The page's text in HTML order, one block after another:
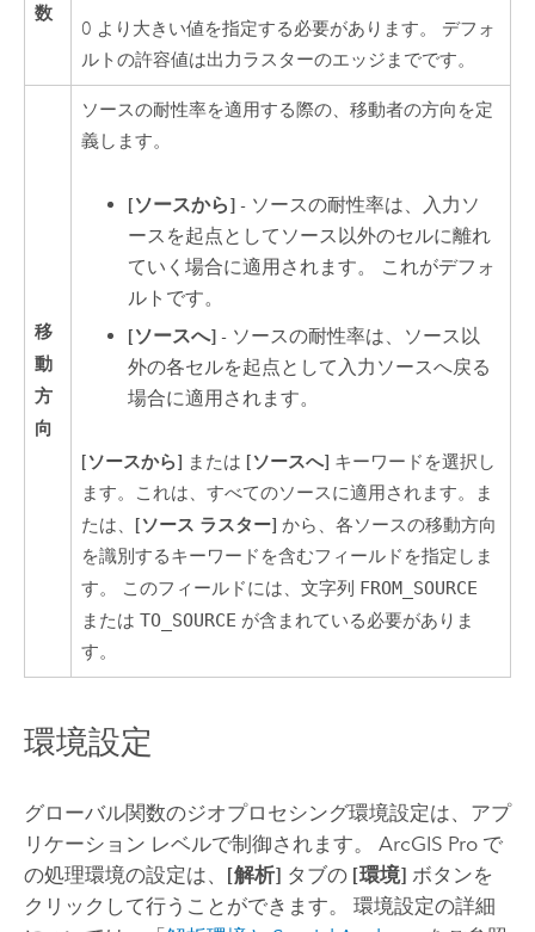
数
0 より大きい値を指定する必要があります。 デフォ
ルトの許容値は出力ラスターのエッジまでです。
移
動
方
向
ソースの耐性率を適用する際の、移動者の方向を定
義します。
[ソースから] - ソースの耐性率は、入力ソ
ースを起点としてソース以外のセルに離れ
ていく場合に適用されます。 これがデフォ
ルトです。
[ソースへ] - ソースの耐性率は、ソース以
外の各セルを起点として入力ソースへ戻る
場合に適用されます。
[ソースから] または [ソースへ] キーワードを選択し
ます。これは、すべてのソースに適用されます。ま
たは、 [ソース ラスター] から、各ソースの移動方向
を識別するキーワードを含むフィールドを指定しま
す。 このフィールドには、文字列 FROM_SOURCE
またはTO_SOURCE が含まれている必要がありま
す。
環境設定
グローバル関数のジオプロセシング環境設定は、アプ
リケーション レベルで制御されます。 ArcGIS Proで
の処理環境の設定は、 [解析] タブの [環境] ボタンを
クリックして行うことができます。 環境設定の詳細